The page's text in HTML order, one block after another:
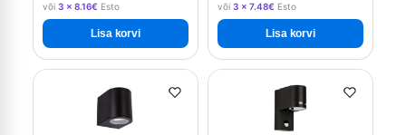
või 3 × 8.16€ Esto
Lisa korvi
või 3 × 7.48€ Esto
Lisa korvi